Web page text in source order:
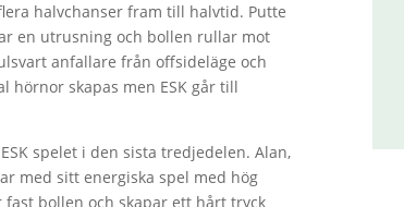
halvchanser fram till halvtid. Putte
en utrusning och bollen rullar mot
anfallare från offsideläge och
hörnor skapas men ESK går till
spelet i den sista tredjedelen. Alan,
med sitt energiska spel med hög
bollen och skapar ett hårt tryck